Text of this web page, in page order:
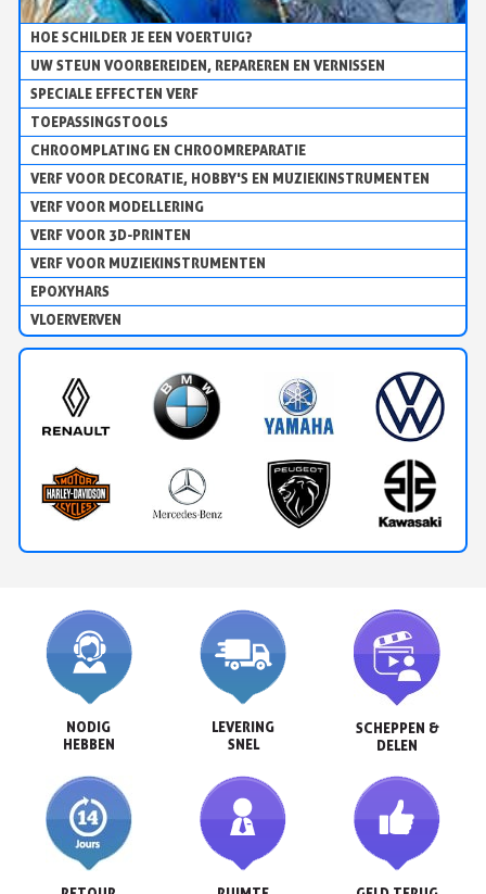
HOE SCHILDER JE EEN VOERTUIG?
UW STEUN VOORBEREIDEN, REPAREREN EN VERNISSEN
SPECIALE EFFECTEN VERF
TOEPASSINGSTOOLS
CHROOMPLATING EN CHROOMREPARATIE
VERF VOOR DECORATIE, HOBBY'S EN MUZIEKINSTRUMENTEN
VERF VOOR MODELLERING
VERF VOOR 3D-PRINTEN
VERF VOOR MUZIEKINSTRUMENTEN
EPOXYHARS
VLOERVERVEN
NODIG
HEBBEN
LEVERING
SNEL
SCHEPPEN &
DELEN